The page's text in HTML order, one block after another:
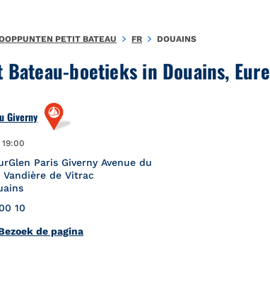
Bateau-boetieks in Douains, Eure
Giverny
19:00
Paris Giverny Avenue du
Vandière de Vitrac
10
in New Tab
de pagina
PETIT BATEAU FR DOUAINS